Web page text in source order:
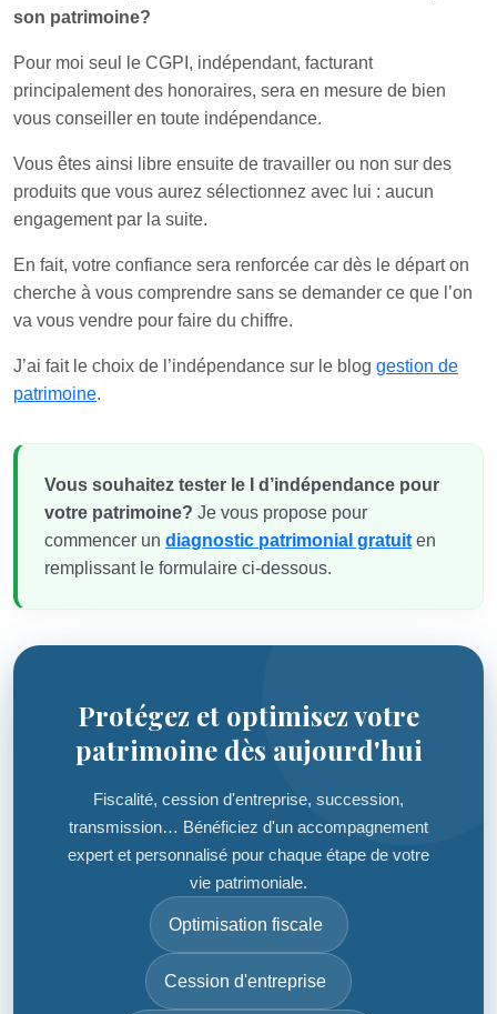
son patrimoine?
Pour moi seul le CGPI, indépendant, facturant
principalement des honoraires, sera en mesure de bien
vous conseiller en toute indépendance.
Vous êtes ainsi libre ensuite de travailler ou non sur des
produits que vous aurez sélectionnez avec lui : aucun
engagement par la suite.
En fait, votre confiance sera renforcée car dès le départ on
cherche à vous comprendre sans se demander ce que l’on
va vous vendre pour faire du chiffre.
J’ai fait le choix de l’indépendance sur le blog gestion de
patrimoine.
Vous souhaitez tester le I d’indépendance pour
votre patrimoine? Je vous propose pour
commencer un diagnostic patrimonial gratuit en
remplissant le formulaire ci-dessous.
Protégez et optimisez votre
patrimoine dès aujourd'hui
Fiscalité, cession d'entreprise, succession,
transmission… Bénéficiez d'un accompagnement
expert et personnalisé pour chaque étape de votre
vie patrimoniale.
Optimisation fiscale
Cession d'entreprise